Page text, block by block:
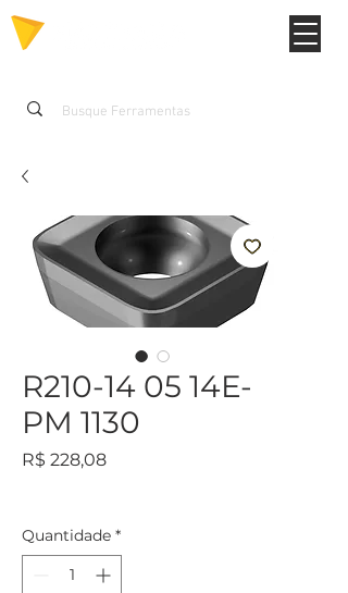
R210-14 05 14E-
PM 1130
R$ 228,08Preço
Quantidade *